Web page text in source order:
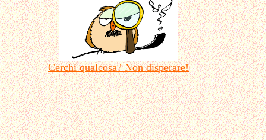
Cerchi qualcosa? Non disperare!